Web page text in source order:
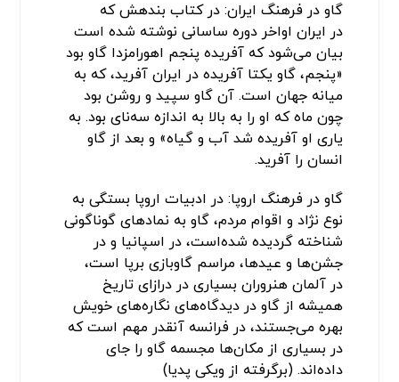
گاو در فرهنگ ایران: در کتاب بندهش که
در ایران اواخر دوره ساسانی نوشته شده است
بیان می‌شود که آفریده پنجم اهورامزدا گاو بود
«پنجم، گاو یکتا آفریده در ایران آفرید، که به
میانه جهان است. آن گاو سپید و روشن بود
چون ماه که او را به بالا به اندازه سه‌نای بود. به
یاری او آفریده شد آب و گیاه» و بعد از گاو
انسان را آفرید.
گاو در فرهنگ اروپا: در ادبیات اروپا بستگی به
نوع نژاد و اقوام مردم، گاو به نمادهای گوناگونی
شناخته گردیده شده‌است، در اسپانیا و در
جشن‌ها و عیدها، مراسم گاوبازی برپا است،
در آلمان هنروران بسیاری در درازای تاریخ
همیشه از گاو در دیدگاه‌های نگاره‌های خویش
بهره می‌جستند، در فرانسه آنقدر مهم است که
در بسیاری از مکان‌ها مجسمه گاو را جای
داده‌اند. (برگرفته از ویکی پدیا)